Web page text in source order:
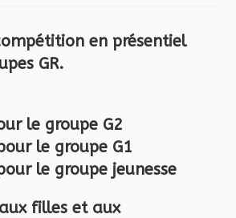
en présentiel
GR.
le groupe G2
le groupe G1
le groupe jeunesse
filles et aux